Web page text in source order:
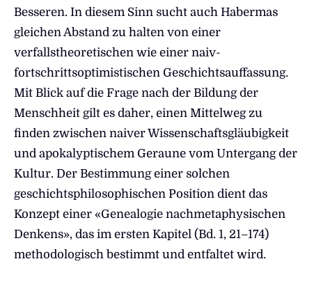
Besseren. In diesem Sinn sucht auch Habermas
gleichen Abstand zu halten von einer
verfallstheoretischen wie einer naiv-
fortschrittsoptimistischen Geschichtsauffassung.
Mit Blick auf die Frage nach der Bildung der
Menschheit gilt es daher, einen Mittelweg zu
finden zwischen naiver Wissenschaftsgläubigkeit
und apokalyptischem Geraune vom Untergang der
Kultur. Der Bestimmung einer solchen
geschichtsphilosophischen Position dient das
Konzept einer «Genealogie nachmetaphysischen
Denkens», das im ersten Kapitel (Bd. 1, 21–174)
methodologisch bestimmt und entfaltet wird.